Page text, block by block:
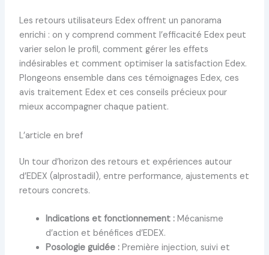
Les retours utilisateurs Edex offrent un panorama
enrichi : on y comprend comment l’efficacité Edex peut
varier selon le profil, comment gérer les effets
indésirables et comment optimiser la satisfaction Edex.
Plongeons ensemble dans ces témoignages Edex, ces
avis traitement Edex et ces conseils précieux pour
mieux accompagner chaque patient.
L’article en bref
Un tour d’horizon des retours et expériences autour
d’EDEX (alprostadil), entre performance, ajustements et
retours concrets.
Indications et fonctionnement :Mécanisme
d’action et bénéfices d’EDEX.
Posologie guidée :Première injection, suivi et